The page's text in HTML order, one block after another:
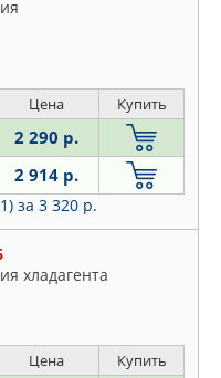
Цена Купить
2 290 р.
2 914 р.
за 3 320 р.
хладагента
Цена Купить